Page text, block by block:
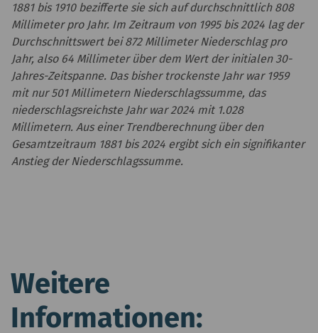
1881 bis 1910 bezifferte sie sich auf durchschnittlich 808
Millimeter pro Jahr. Im Zeitraum von 1995 bis 2024 lag der
Durchschnittswert bei 872 Millimeter Niederschlag pro
Jahr, also 64 Millimeter über dem Wert der initialen 30-
Jahres-Zeitspanne. Das bisher trockenste Jahr war 1959
mit nur 501 Millimetern Niederschlagssumme, das
niederschlagsreichste Jahr war 2024 mit 1.028
Millimetern. Aus einer Trendberechnung über den
Gesamtzeitraum 1881 bis 2024 ergibt sich ein signifikanter
Anstieg der Niederschlagssumme.
Weitere
Informationen: